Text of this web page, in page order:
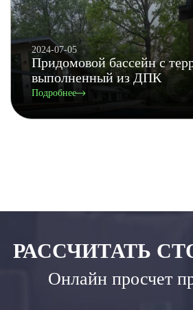
2024-07-05
Придомовой бассейн с
выполненный из ДПК
Подробнее
РАССЧИТАТЬ
Онлайн просчет